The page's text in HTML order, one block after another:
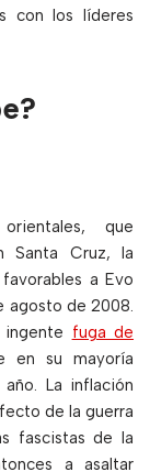
con los líderes
que
Santa Cruz, la
a Evo
agosto de 2008.
fuga de
en su mayoría
La inflación
de la guerra
fascistas de la
a asaltar